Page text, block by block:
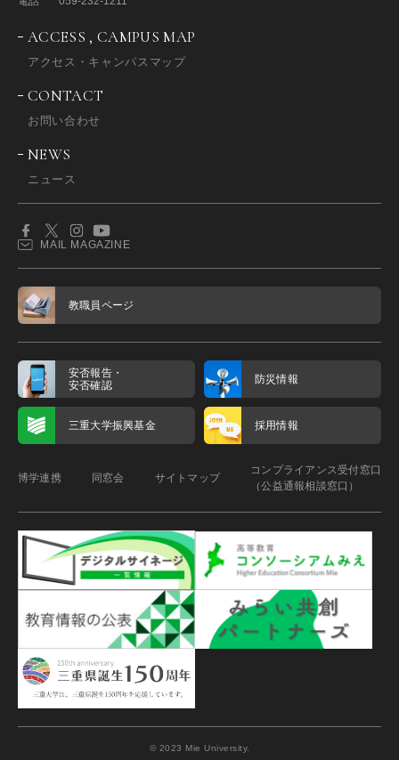
ACCESS , CAMPUS MAP
アクセス・キャンパスマップ
CONTACT
お問い合わせ
NEWS
ニュース
MAIL MAGAZINE
教職員ページ
安否報告・
安否確認
防災情報
三重大学振興基金 採用情報
博学連携 同窓会 サイトマップ
コンプライアンス受付窓口
（公益通報相談窓口）
© 2023 Mie University.